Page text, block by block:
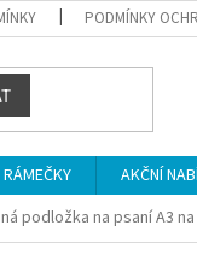
PODMÍNKY
AKČNÍ
podložka na psaní A3